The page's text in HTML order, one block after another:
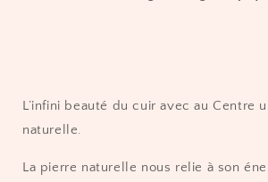
L’infini beauté du cuir avec au Centre
naturelle.
La pierre naturelle nous relie à son